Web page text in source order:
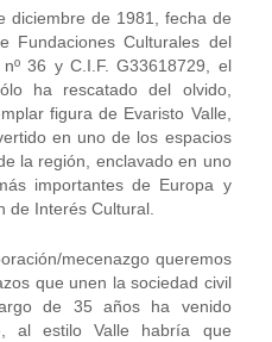
diciembre de 1981, fecha de
Fundaciones Culturales del
36 y C.I.F. G33618729, el
ha rescatado del olvido,
figura de Evaristo Valle,
en uno de los espacios
la región, enclavado en uno
importantes de Europa y
de Interés Cultural.
mecenazgo queremos
que unen la sociedad civil
de 35 años ha venido
al estilo Valle habría que